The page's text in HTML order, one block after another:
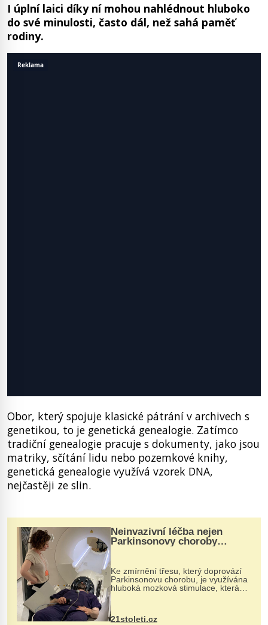
I úplní laici díky ní mohou nahlédnout hluboko
do své minulosti, často dál, než sahá paměť
rodiny.
Obor, který spojuje klasické pátrání v archivech s
genetikou, to je genetická genealogie. Zatímco
tradiční genealogie pracuje s dokumenty, jako jsou
matriky, sčítání lidu nebo pozemkové knihy,
genetická genealogie využívá vzorek DNA,
nejčastěji ze slin.
Neinvazivní léčba nejen
Parkinsonovy choroby
„helmy“
Ke zmírnění třesu, který doprovází
Parkinsonovu chorobu, je využívána
hluboká mozková stimulace, která
však vyžaduje vysoce invazivní
zákrok. Ultrazvuk zase není vhodný
k dostatečně přesnému zacílení ...
21stoleti.cz
Reklama